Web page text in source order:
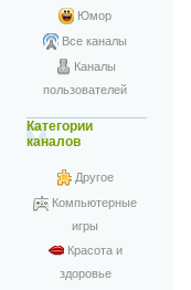
Юмор
Все каналы
Каналы
пользователей
Категории
каналов
Другое
Компьютерные
игры
Красота и
здоровье